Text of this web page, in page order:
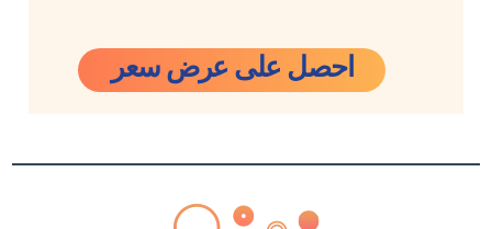
احصل على عرض سعر